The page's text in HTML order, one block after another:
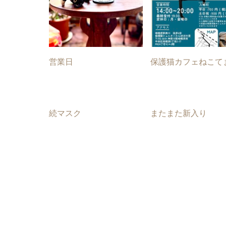
営業日 保護猫カフェねこて
続マスク またまた新入り